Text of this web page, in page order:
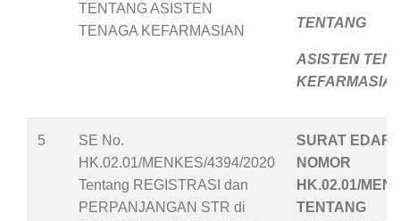
TENTANG ASISTEN
TENAGA KEFARMASIAN
TENTANG
ASISTEN
5
SE No.
HK.02.01/MENKES/4394/2020
Tentang REGISTRASI dan
PERPANJANGAN STR di
SURAT
NOMOR
HK.02.01/
TENTANG